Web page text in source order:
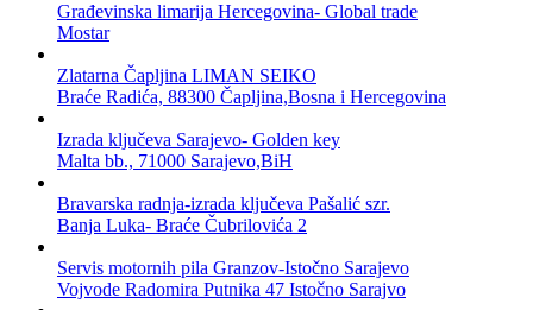
Građevinska limarija Hercegovina- Global trade
Mostar
Zlatarna Čapljina LIMAN SEIKO
Braće Radića, 88300 Čapljina,Bosna i Hercegovina
Izrada ključeva Sarajevo- Golden key
Malta bb., 71000 Sarajevo,BiH
Bravarska radnja-izrada ključeva Pašalić szr.
Banja Luka- Braće Čubrilovića 2
Servis motornih pila Granzov-Istočno Sarajevo
Vojvode Radomira Putnika 47 Istočno Sarajvo